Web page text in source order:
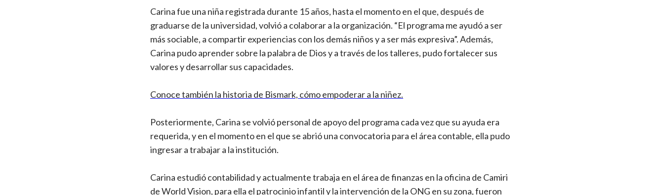
Carina fue una niña registrada durante 15 años, hasta el momento en el que, después de
graduarse de la universidad, volvió a colaborar a la organización. “El programa me ayudó a ser
más sociable, a compartir experiencias con los demás niños y a ser más expresiva”. Además,
Carina pudo aprender sobre la palabra de Dios y a través de los talleres, pudo fortalecer sus
valores y desarrollar sus capacidades.
Conoce también la historia de Bismark, cómo empoderar a la niñez.
Posteriormente, Carina se volvió personal de apoyo del programa cada vez que su ayuda era
requerida, y en el momento en el que se abrió una convocatoria para el área contable, ella pudo
ingresar a trabajar a la institución.
Carina estudió contabilidad y actualmente trabaja en el área de finanzas en la oficina de Camiri
de World Vision, para ella el patrocinio infantil y la intervención de la ONG en su zona, fueron